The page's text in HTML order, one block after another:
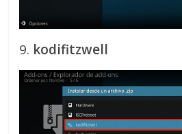
9. kodifitzwell